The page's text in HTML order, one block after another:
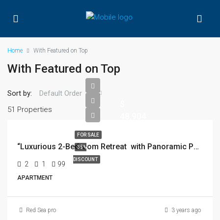
Home With Featured on Top
With Featured on Top
51 Properties
Sort by: Default Order
FOR SALE
35%
DISCOUNT
“Luxurious 2-Bedroom Retreat with Panoramic Pool View – Unbeatable Black Friday Offer!”
2 1 99
APARTMENT
Red Sea pro 3 years ago